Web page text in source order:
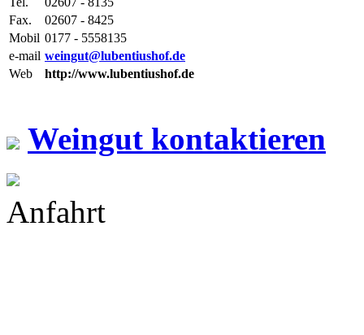
Fax.
02607 - 8425
Mobil 0177 - 5558135
e-mail weingut@lubentiushof.de
Web
http://www.lubentiushof.de
Weingut kontaktieren
Anfahrt